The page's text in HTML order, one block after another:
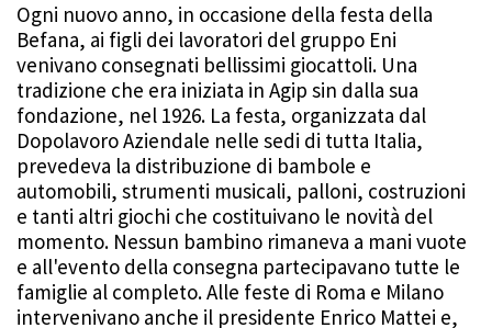
Ogni nuovo anno, in occasione della festa della
Befana, ai figli dei lavoratori del gruppo Eni
venivano consegnati bellissimi giocattoli. Una
tradizione che era iniziata in Agip sin dalla sua
fondazione, nel 1926. La festa, organizzata dal
Dopolavoro Aziendale nelle sedi di tutta Italia,
prevedeva la distribuzione di bambole e
automobili, strumenti musicali, palloni, costruzioni
e tanti altri giochi che costituivano le novità del
momento. Nessun bambino rimaneva a mani vuote
e all'evento della consegna partecipavano tutte le
famiglie al completo. Alle feste di Roma e Milano
intervenivano anche il presidente Enrico Mattei e,